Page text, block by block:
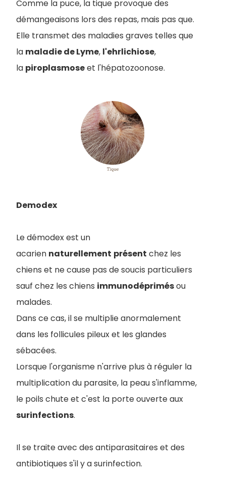
Comme la puce, la tique provoque des
démangeaisons lors des repas, mais pas que.
Elle transmet des maladies graves telles que
la maladie de Lyme, l'ehrlichiose,
la piroplasmoseet l'hépatozoonose.
Demodex
Le démodex est un
acarien naturellement présent chez les
chiens et ne cause pas de soucis particuliers
sauf chez les chiens immunodéprimésou
malades.
Dans ce cas, il se multiplie anormalement
dans les follicules pileux et les glandes
sébacées.
Lorsque l'organisme n'arrive plus à réguler la
multiplication du parasite, la peau s'inflamme,
le poils chute et c'est la porte ouverte aux
surinfections.
Il se traite avec des antiparasitaires et des
antibiotiques s'il y a surinfection.